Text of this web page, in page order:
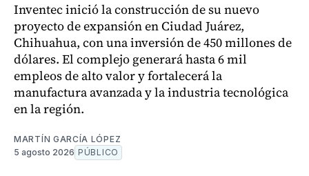
Inventec inició la construcción de su nuevo
proyecto de expansión en Ciudad Juárez,
Chihuahua, con una inversión de 450 millones de
dólares. El complejo generará hasta 6 mil
empleos de alto valor y fortalecerá la
manufactura avanzada y la industria tecnológica
en la región.
MARTÍN GARCÍA LÓPEZ
5 agosto 2026 PÚBLICO